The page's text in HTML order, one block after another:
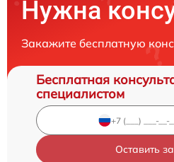
Нужна
Закажите бесплатную
Бесплатная
специалистом
Оставить